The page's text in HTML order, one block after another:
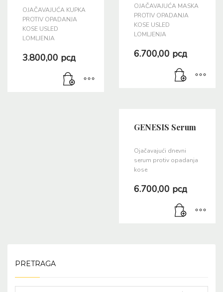
OJAČAVAJUĆA KUPKA
PROTIV OPADANJA
KOSE USLED
LOMLJENJA
3.800,00 рсд
OJAČAVAJUĆA MASKA
PROTIV OPADANJA
KOSE USLED
LOMLJENJA
6.700,00 рсд
GENESIS Serum
Ojačavajući dnevni
serum protiv opadanja
kose
6.700,00 рсд
PRETRAGA